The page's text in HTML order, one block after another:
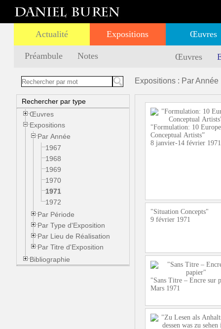
Actualité Expositions Œuvres
Préambule Notes Œuvres
Rechercher par type
Œuvres
Expositions
Par Année
1967
1968
1969
1970
1971
1972
Par Période
Par Type d'Exposition
Par Lieu de Réalisation
Par Titre d'Exposition
Bibliographie
Expositions : Par Année
"Formulation: 10
Conceptual Artists”
8 janvier-14 février 1971
"Situation Concepts"
9 février 1971
"Sans Titre – Encre sur
Mars 1971